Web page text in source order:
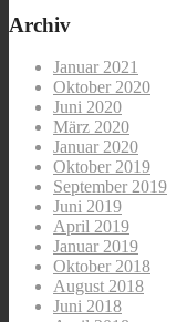
Archiv
Januar 2021
Oktober 2020
Juni 2020
März 2020
Januar 2020
Oktober 2019
September 2019
Juni 2019
April 2019
Januar 2019
Oktober 2018
August 2018
Juni 2018